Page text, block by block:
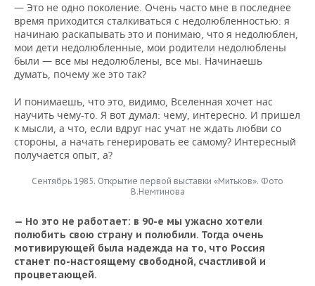
— Это не одно поколение. Очень часто мне в последнее
время приходится сталкиваться с недолюбленностью: я
начинаю раскапывать это и понимаю, что я недолюблен,
мои дети недолюбленные, мои родители недолюблены
были — все мы недолюблены, все мы. Начинаешь
думать, почему же это так?
И понимаешь, что это, видимо, Вселенная хочет нас
научить чему-то. Я вот думал: чему, интересно. И пришел
к мысли, а что, если вдруг нас учат не ждать любви со
стороны, а начать генерировать ее самому? Интересный
получается опыт, а?
Сентябрь 1985. Открытие первой выставки «Митьков». Фото
В.Немтинова
— Но это не работает: в 90-е мы ужасно хотели
полюбить свою страну и полюбили. Тогда очень
мотивирующей была надежда на то, что Россия
станет по-настоящему свободной, счастливой и
процветающей.